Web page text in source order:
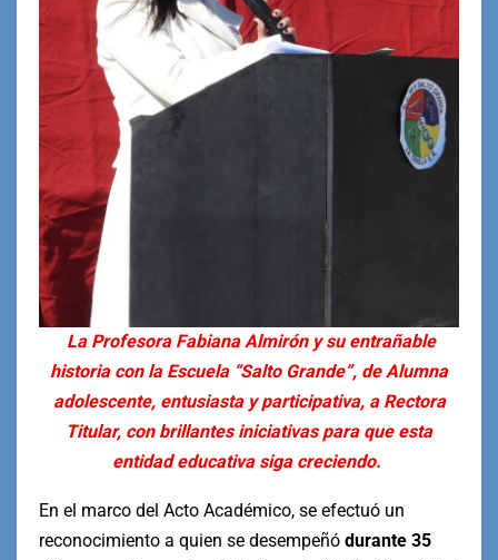
La Profesora Fabiana Almirón y su entrañable
historia con la Escuela “Salto Grande”, de Alumna
adolescente, entusiasta y participativa, a Rectora
Titular, con brillantes iniciativas para que esta
entidad educativa siga creciendo.
En el marco del Acto Académico, se efectuó un
reconocimiento a quien se desempeñó durante 35